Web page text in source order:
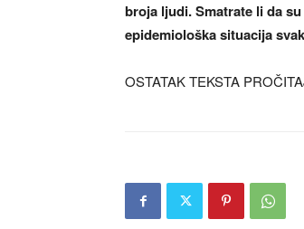
broja ljudi. Smatrate li da
epidemiološka situacija
OSTATAK TEKSTA